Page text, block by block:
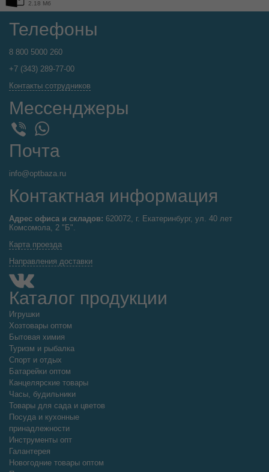
2.18 Мб
Телефоны
8 800 5000 260
+7 (343) 289-77-00
Контакты сотрудников
Мессенджеры
WhatsApp
Почта
info@optbaza.ru
Контактная информация
Адрес офиса и складов: 620072, г. Екатеринбург, ул. 40 лет
Комсомола, 2 "Б".
Карта проезда
Направления доставки
Каталог продукции
Игрушки
Хозтовары оптом
Бытовая химия
Туризм и рыбалка
Спорт и отдых
Батарейки оптом
Канцелярские товары
Часы, будильники
Товары для сада и цветов
Посуда и кухонные
принадлежности
Инструменты опт
Галантерея
Новогодние товары оптом